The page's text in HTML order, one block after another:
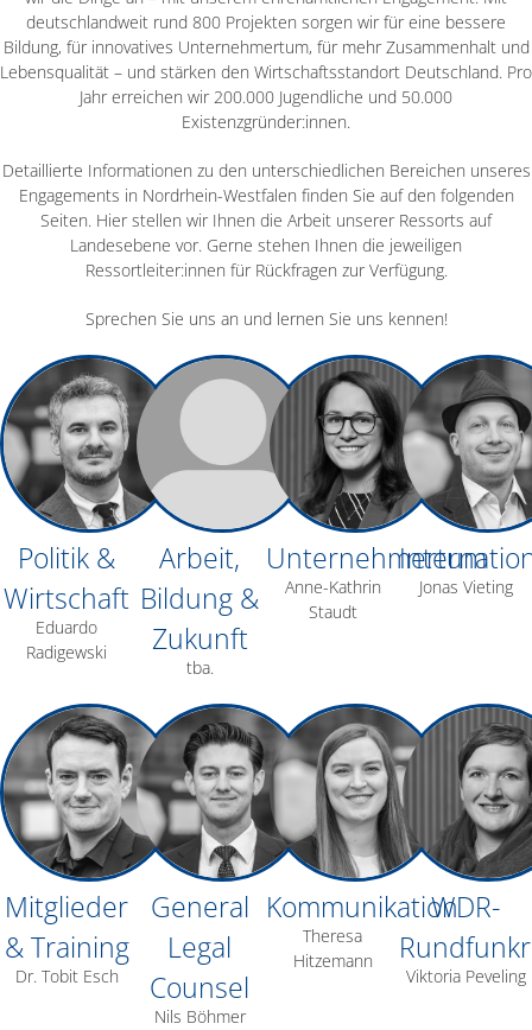
deutschlandweit rund 800 Projekten sorgen wir für eine bessere
Bildung, für innovatives Unternehmertum, für mehr Zusammenhalt und
Lebensqualität – und stärken den Wirtschaftsstandort Deutschland. Pro
Jahr erreichen wir 200.000 Jugendliche und 50.000
Existenzgründer:innen.
Detaillierte Informationen zu den unterschiedlichen Bereichen unseres
Engagements in Nordrhein-Westfalen finden Sie auf den folgenden
Seiten. Hier stellen wir Ihnen die Arbeit unserer Ressorts auf
Landesebene vor. Gerne stehen Ihnen die jeweiligen
Ressortleiter:innen für Rückfragen zur Verfügung.
Sprechen Sie uns an und lernen Sie uns kennen!
Politik &
Wirtschaft
Eduardo
Radigewski
Arbeit,
Bildung &
Zukunft
tba.
Unternehmertum
Anne-Kathrin
Staudt
Jonas Vieting
Mitglieder
& Training
Dr. Tobit Esch
General
Legal
Counsel
Nils Böhmer
Kommunikation
Theresa
Hitzemann
WDR-
Viktoria Peveling